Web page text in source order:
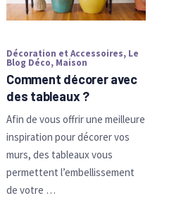
Décoration et Accessoires, Le
Blog Déco, Maison
Comment décorer avec
des tableaux ?
Afin de vous offrir une meilleure
inspiration pour décorer vos
murs, des tableaux vous
permettent l’embellissement
de votre …